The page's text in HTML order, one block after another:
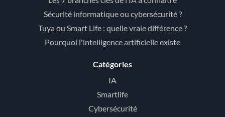
Sécurité informatique ou cybersécurité ?
Tuya ou Smart Life : quelle vraie différence ?
Pourquoi l'intelligence artificielle existe
Catégories
IA
Smartlife
Cybersécurité